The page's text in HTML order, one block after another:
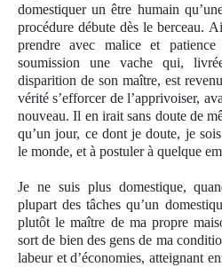
domestiquer un être humain
procédure débute dès le berceau.
prendre avec malice et
soumission une vache qui,
disparition de son maître, est
vérité s’efforcer de l’apprivoiser,
nouveau. Il en irait sans doute de
qu’un jour, ce dont je doute, je
le monde, et à postuler à quelque
Je ne suis plus domestique,
plupart des tâches qu’un
plutôt le maître de ma propre
sort de bien des gens de ma
labeur et d’économies, atteignant